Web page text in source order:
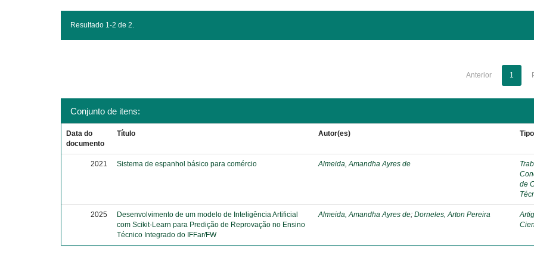
Resultado 1-2 de 2.
Anterior 1
Conjunto de itens:
Data do
documento
Título Autor(es) Tipo
2021 Sistema de espanhol básico para comércio Almeida, Amandha Ayres de
de
2025
Desenvolvimento de um modelo de Inteligência Artificial
com Scikit-Learn para Predição de Reprovação no Ensino
Técnico Integrado do IFFar/FW
Almeida, Amandha Ayres de;Dorneles, Arton Pereira